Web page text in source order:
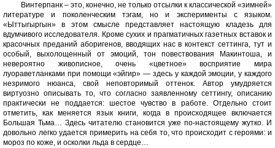
Винтерпанк – это, конечно, не только отсылки к классической «зимней»
литературе и поколенческим тэгам, но и эксперименты с языком.
«Ыттыгыргын» в этом смысле представляет настоящую кладезь для
вдумчивого исследователя. Кроме сухих и прагматичных газетных вставок и
красочных преданий аборигенов, вводящих нас в контекст сеттинга, тут и
особый, выхолощенный от эмоций, тон повествования Макинтоша, и
невероятно живописное, очень «цветное» восприятие мира
луораветланками при помощи «эйгир» — здесь у каждой эмоции, у каждого
незримого нюанса, свой неповторимый оттенок. Автор умудряется
виртуозно описывать то, что согласно заявленному сеттингу, описанию
практически не поддается: шестое чувство в работе. Отдельно стоит
отметить, как меняется язык книги, когда в происходящее включается
Большая Тьма… Здесь читателю становится уже по-настоящему жутко. И
довольно легко удается примерить на себя то, что происходит с героями: и
мороз по коже, и осколки льда в сердце…